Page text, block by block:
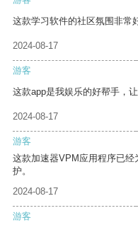
这款学习软件的社区氛围非常
2024-08-17
游客
这款app是我娱乐的好帮手，
2024-08-17
游客
这款加速器VPM应用程序已
护。
2024-08-17
游客